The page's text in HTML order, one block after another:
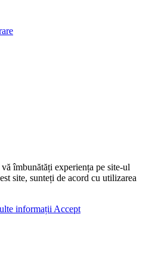
îmbunătăți experiența pe site-ul
site, sunteți de acord cu utilizarea
informațiiAccept